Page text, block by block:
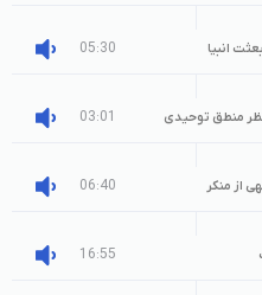
انبیا 05:30
منطق توحیدی 03:01
از منکر 06:40
16:55